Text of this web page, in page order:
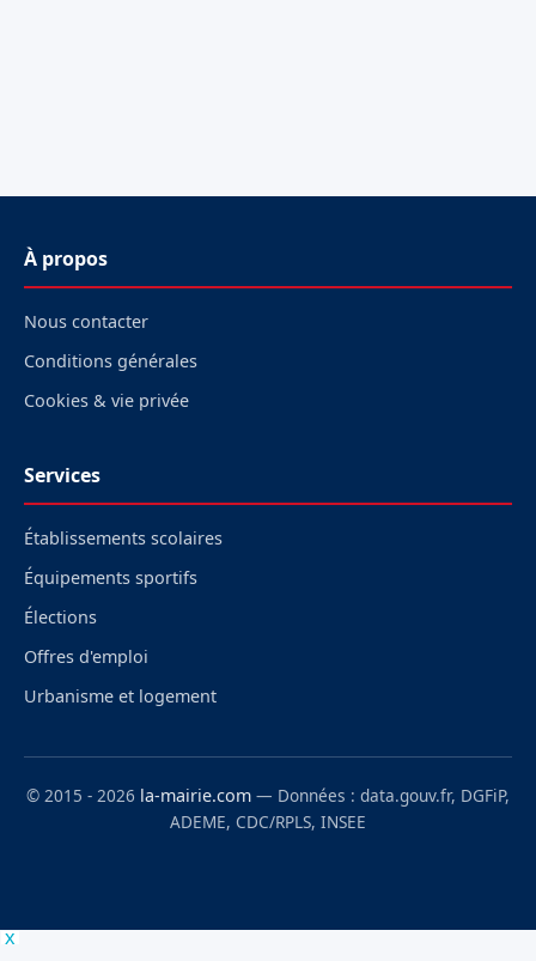
À propos
Nous contacter
Conditions générales
Cookies & vie privée
Services
Établissements scolaires
Équipements sportifs
Élections
Offres d'emploi
Urbanisme et logement
© 2015 - 2026 la-mairie.com — Données : data.gouv.fr, DGFiP,
ADEME, CDC/RPLS, INSEE
x